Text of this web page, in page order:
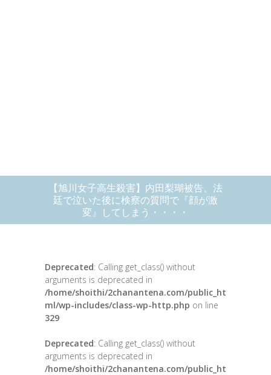
【旭川女子高生殺害】内田梨瑚被告、法
廷で泣いた後に検察の質問で『顔が激
変』してしまう・・・・
Deprecated: Calling get_class() without
arguments is deprecated in
/home/shoithi/2chanantena.com/public_ht
ml/wp-includes/class-wp-http.php on line
329
Deprecated: Calling get_class() without
arguments is deprecated in
/home/shoithi/2chanantena.com/public_ht